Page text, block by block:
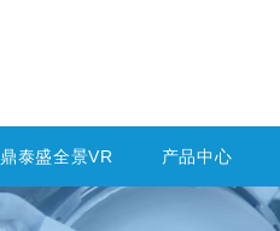
鼎泰盛全景VR 产品中心